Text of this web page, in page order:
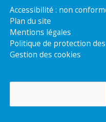
Accessibilité : non
Plan du site
Mentions légales
Politique de protection
Gestion des cookies